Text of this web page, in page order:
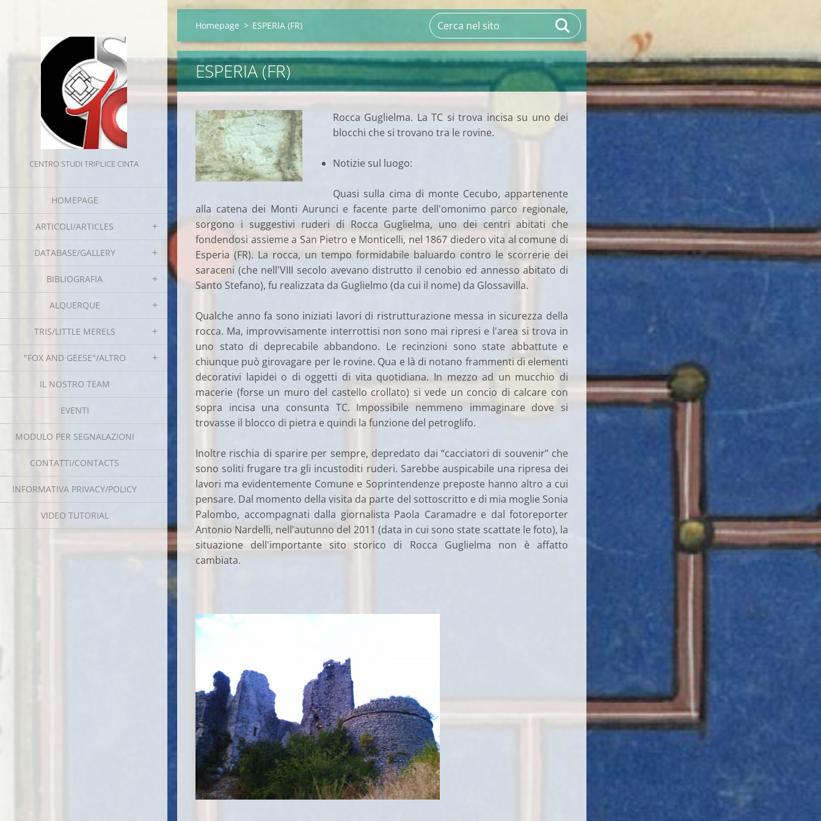
CENTRO STUDI TRIPLICE CINTA
HOMEPAGE
ARTICOLI/ARTICLES
DATABASE/GALLERY
BIBLIOGRAFIA
ALQUERQUE
TRIS/LITTLE MERELS
"FOX AND GEESE"/ALTRO
IL NOSTRO TEAM
EVENTI
MODULO PER SEGNALAZIONI
CONTATTI/CONTACTS
INFORMATIVA PRIVACY/POLICY
VIDEO TUTORIAL
Homepage > ESPERIA (FR)
ESPERIA (FR)
Rocca Guglielma. La TC si trova incisa su uno dei
blocchi che si trovano tra le rovine.
Notizie sul luogo:
Quasi sulla cima di monte Cecubo, appartenente
alla catena dei Monti Aurunci e facente parte dell'omonimo parco regionale,
sorgono i suggestivi ruderi di Rocca Guglielma, uno dei centri abitati che
fondendosi assieme a San Pietro e Monticelli, nel 1867 diedero vita al comune di
Esperia (FR). La rocca, un tempo formidabile baluardo contro le scorrerie dei
saraceni (che nell'VIII secolo avevano distrutto il cenobio ed annesso abitato di
Santo Stefano), fu realizzata da Guglielmo (da cui il nome) da Glossavilla.
Qualche anno fa sono iniziati lavori di ristrutturazione messa in sicurezza della
rocca. Ma, improvvisamente interrottisi non sono mai ripresi e l'area si trova in
uno stato di deprecabile abbandono. Le recinzioni sono state abbattute e
chiunque può girovagare per le rovine. Qua e là di notano frammenti di elementi
decorativi lapidei o di oggetti di vita quotidiana. In mezzo ad un mucchio di
macerie (forse un muro del castello crollato) si vede un concio di calcare con
sopra incisa una consunta TC. Impossibile nemmeno immaginare dove si
trovasse il blocco di pietra e quindi la funzione del petroglifo.
Inoltre rischia di sparire per sempre, depredato dai “cacciatori di souvenir” che
sono soliti frugare tra gli incustoditi ruderi. Sarebbe auspicabile una ripresa dei
lavori ma evidentemente Comune e Soprintendenze preposte hanno altro a cui
pensare. Dal momento della visita da parte del sottoscritto e di mia moglie Sonia
Palombo, accompagnati dalla giornalista Paola Caramadre e dal fotoreporter
Antonio Nardelli, nell'autunno del 2011 (data in cui sono state scattate le foto), la
situazione dell'importante sito storico di Rocca Guglielma non è affatto
cambiata.